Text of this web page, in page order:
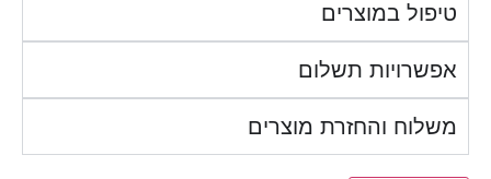
טיפול במוצרים
אפשרויות תשלום
משלוח והחזרת מוצרים